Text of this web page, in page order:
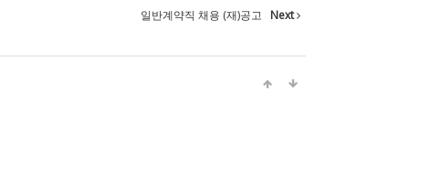
일반계약직 채용 (재)공고 Next